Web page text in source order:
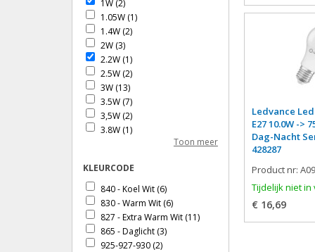
Ledvance
E27 10.0W ->
Dag-Nacht
428287
Product nr:
Tijdelijk niet
€ 16,69
1W (2)
1.05W (1)
1.4W (2)
2W (3)
2.2W (1)
2.5W (2)
3W (13)
3.5W (7)
3,5W (2)
3.8W (1)
4.5W(14)
4.8W (9)
5W(26)
5.5W
(12)
5.9(5)
6W(20)
Toon meer
KLEURCODE
840 - Koel Wit (6)
830 - Warm Wit (6)
827 - Extra Warm Wit (11)
865 - Daglicht (3)
925-927-930 (2)